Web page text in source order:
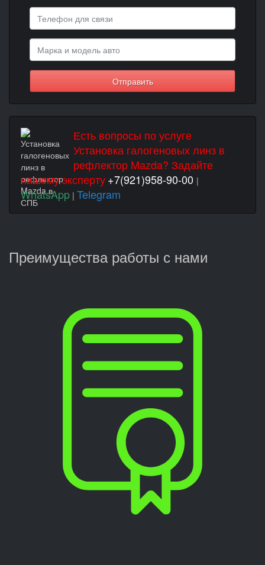
Отправить
Есть вопросы по услуге
Установка галогеновых линз в
рефлектор Mazda? Задайте
нашему эксперту+7(921)958-90-00 |
WhatsApp | Telegram
Преимущества работы с нами